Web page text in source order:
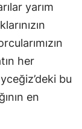
yarım
her
bu
en